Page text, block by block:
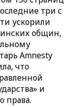
три с
ускорили
общин,
Amnesty
что
и
права.